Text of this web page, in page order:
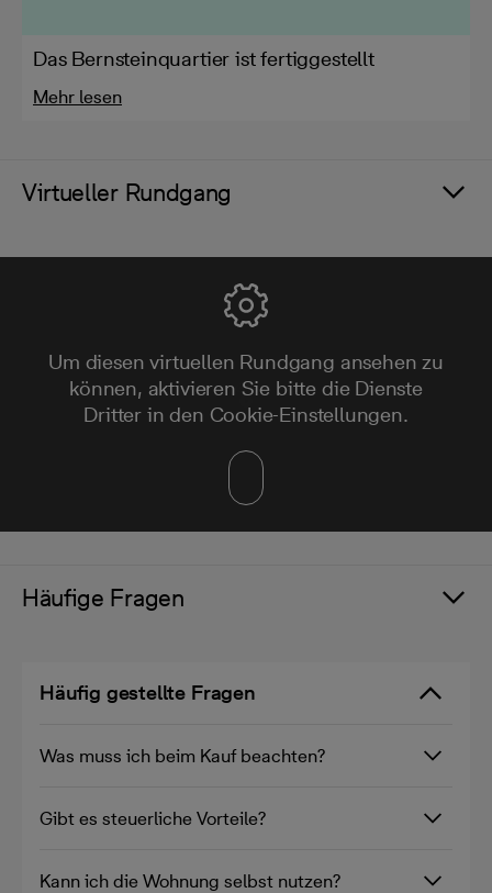
Das Bernsteinquartier ist fertiggestellt
Mehr lesen
Virtueller Rundgang
Um diesen virtuellen Rundgang ansehen zu
können, aktivieren Sie bitte die Dienste
Dritter in den Cookie-Einstellungen.
Häufige Fragen
Häufig gestellte Fragen
Was muss ich beim Kauf beachten?
Gibt es steuerliche Vorteile?
Kann ich die Wohnung selbst nutzen?